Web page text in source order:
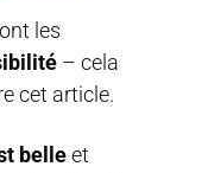
les
– cela
cet article.
belleet